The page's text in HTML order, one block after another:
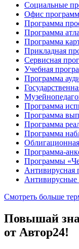
Социальные
Офис
Программа
Программа
Программа
Прикладная
Сервисная
Учебная
Программа
Программа
Программа
Программа
Программа
Программа-
Программы
Антивирусная
Смотреть больше
Повышай
от Автор24!